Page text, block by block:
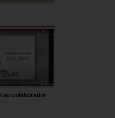
ao colaborador